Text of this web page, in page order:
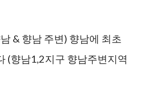
& 향남 주변) 향남에 최초
(향남1,2지구 향남주변지역